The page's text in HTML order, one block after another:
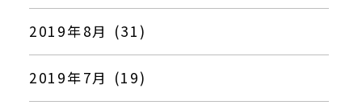
2019年8月 (31)
2019年7月 (19)